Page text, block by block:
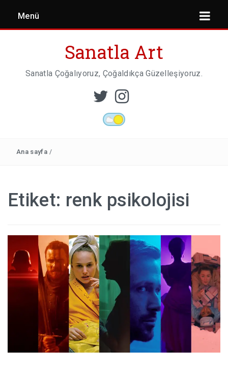
Menü
HABERLER
Sanatla Art
Sanatla Çoğalıyoruz, Çoğaldıkça Güzelleşiyoruz.
Ana sayfa /
Etiket: renk psikolojisi